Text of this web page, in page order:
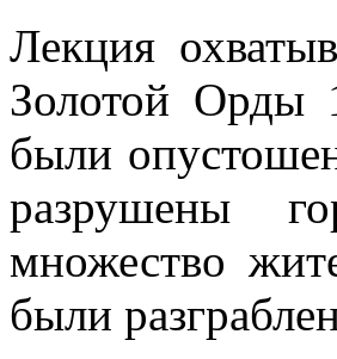
Лекция
Золотой Орды
были
разрушены
множество
были